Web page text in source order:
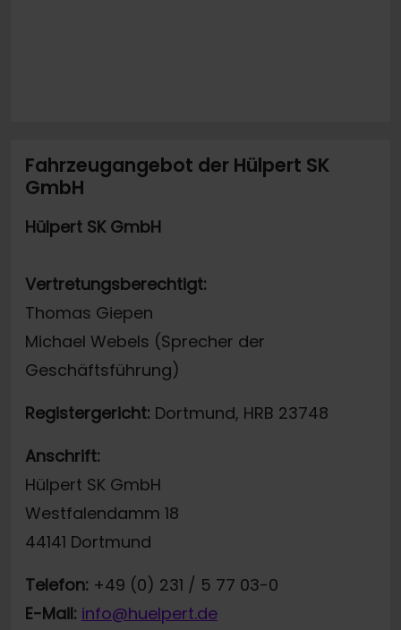
Fahrzeugangebot der Hülpert SK
GmbH
Hülpert SK GmbH
Vertretungsberechtigt:
Thomas Giepen
Michael Webels (Sprecher der
Geschäftsführung)
Registergericht: Dortmund, HRB 23748
Anschrift:
Hülpert SK GmbH
Westfalendamm 18
44141 Dortmund
Telefon: +49 (0) 231 / 5 77 03-0
E-Mail: info@huelpert.de